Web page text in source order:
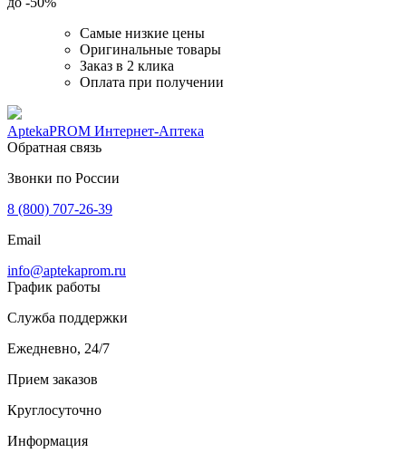
Самые низкие цены
Оригинальные товары
Заказ в 2 клика
Оплата при получении
AptekaPROM Интернет-Аптека
Обратная связь
Звонки по России
8 (800) 707-26-39
Email
info@aptekaprom.ru
График работы
Служба поддержки
Ежедневно, 24/7
Прием заказов
Круглосуточно
Информация